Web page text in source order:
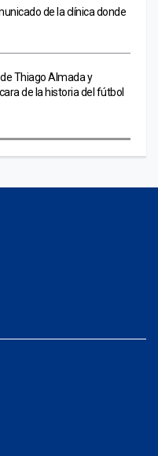
de la clínica donde
Thiago Almada y
de la historia del fútbol